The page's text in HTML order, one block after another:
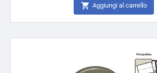
 Aggiungi al carrello